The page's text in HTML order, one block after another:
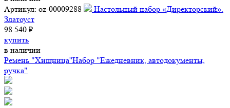
Артикул: oz-00009288
Настольный набор «Директорский».
Златоуст
98 540 ₽
купить
в наличии
Ремень "Хищница''Набор "Ежедневник, автодокументы,
ручка"